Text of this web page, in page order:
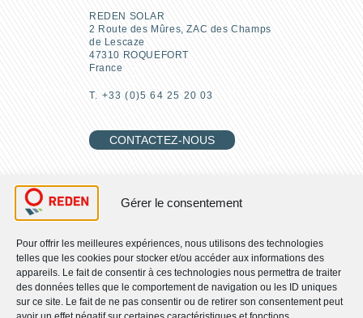
Gérer le consentement
Pour offrir les meilleures expériences, nous utilisons des technologies
telles que les cookies pour stocker et/ou accéder aux informations des
appareils. Le fait de consentir à ces technologies nous permettra de traiter
des données telles que le comportement de navigation ou les ID uniques
sur ce site. Le fait de ne pas consentir ou de retirer son consentement peut
REDEN SOLAR
2 Route des Mûres, ZAC des Champs
de Lescaze
47310 ROQUEFORT
France
T. +33 (0)5 64 25 20 03
CONTACTEZ-NOUS
RETROUVEZ-NOUS
Qui sommes-nous ?